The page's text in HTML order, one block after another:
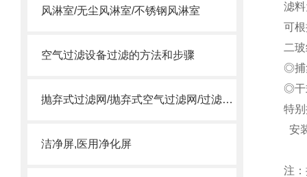
风淋室/无尘风淋室/不锈钢风淋室
空气过滤设备过滤的方法和步骤
抛弃式过滤网/抛弃式空气过滤网/过滤送风口/一体式过滤箱
洁净屏,医用净化屏
滤
可
二
◎捕
◎干
特
安
注